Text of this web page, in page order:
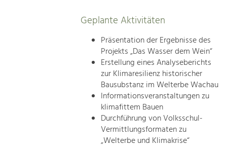
Geplante Aktivitäten
Präsentation der Ergebnisse des
Projekts „Das Wasser dem Wein“
Erstellung eines Analyseberichts
zur Klimaresilienz historischer
Bausubstanz im Welterbe Wachau
Informationsveranstaltungen zu
klimafittem Bauen
Durchführung von Volksschul-
Vermittlungsformaten zu
„Welterbe und Klimakrise“